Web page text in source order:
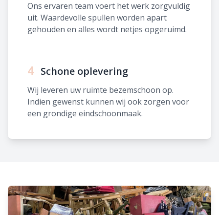
Ons ervaren team voert het werk zorgvuldig
uit. Waardevolle spullen worden apart
gehouden en alles wordt netjes opgeruimd.
4 Schone oplevering
Wij leveren uw ruimte bezemschoon op.
Indien gewenst kunnen wij ook zorgen voor
een grondige eindschoonmaak.